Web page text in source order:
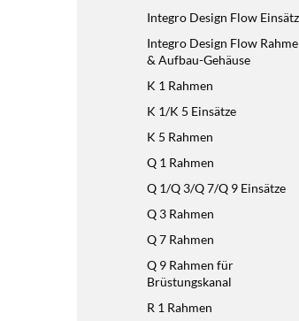
Integro Design Flow
Integro Design Flow
& Aufbau-Gehäuse
K 1 Rahmen
K 1/K 5 Einsätze
K 5 Rahmen
Q 1 Rahmen
Q 1/Q 3/Q 7/Q 9 Einsätze
Q 3 Rahmen
Q 7 Rahmen
Q 9 Rahmen für
Brüstungskanal
R 1 Rahmen